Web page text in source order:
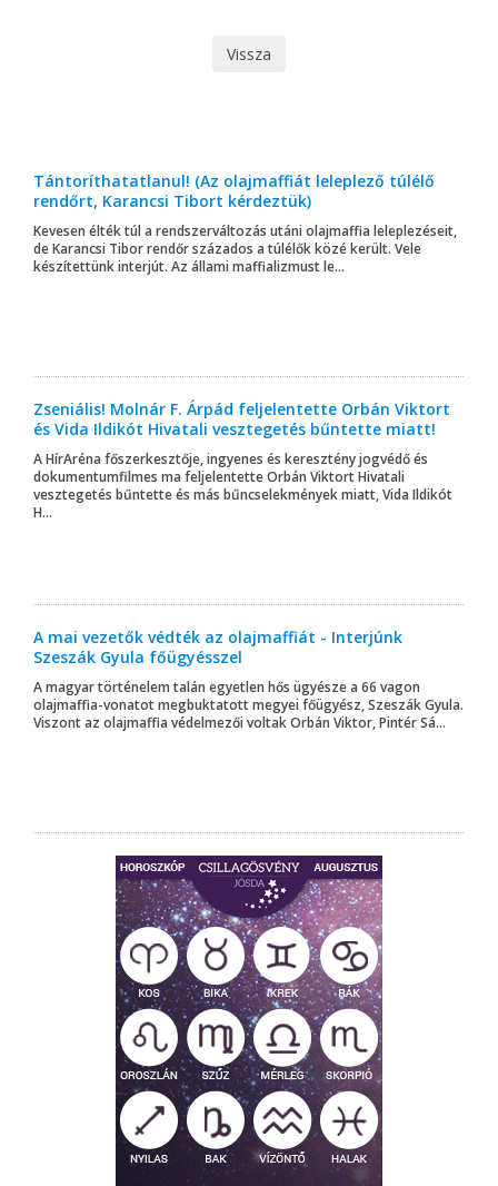
Vissza
Tántoríthatatlanul! (Az olajmaffiát leleplező túlélő
rendőrt, Karancsi Tibort kérdeztük)
Kevesen élték túl a rendszerváltozás utáni olajmaffia leleplezéseit,
de Karancsi Tibor rendőr százados a túlélők közé került. Vele
készítettünk interjút. Az állami maffializmust le...
Zseniális! Molnár F. Árpád feljelentette Orbán Viktort
és Vida Ildikót Hivatali vesztegetés bűntette miatt!
A HírAréna főszerkesztője, ingyenes és keresztény jogvédő és
dokumentumfilmes ma feljelentette Orbán Viktort Hivatali
vesztegetés bűntette és más bűncselekmények miatt, Vida Ildikót
H...
A mai vezetők védték az olajmaffiát - Interjúnk
Szeszák Gyula főügyésszel
A magyar történelem talán egyetlen hős ügyésze a 66 vagon
olajmaffia-vonatot megbuktatott megyei főügyész, Szeszák Gyula.
Viszont az olajmaffia védelmezői voltak Orbán Viktor, Pintér Sá...